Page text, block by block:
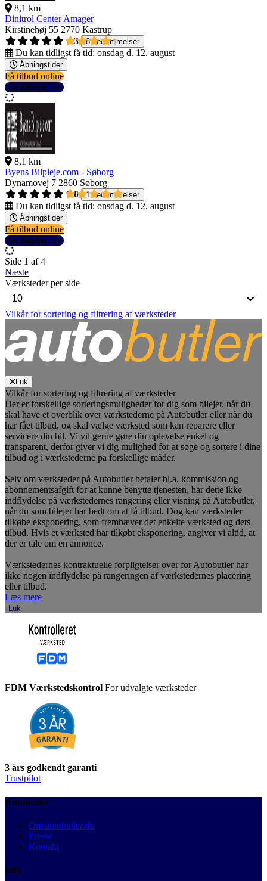
8,1 km
Dinitrol Center Amager
Kirstinehøj 55 2770 Kastrup
4,3
8 bedømmelser
Du kan tidligst få tid: onsdag d. 12. august
Åbningstider
Få tilbud online
Se detaljer
8,1 km
Byens Bilpleje.com - Søborg
Dynamovej 7 2860 Søborg
5,0
1 bedømmelser
Du kan tidligst få tid: onsdag d. 12. august
Åbningstider
Få tilbud online
Se detaljer
Side 1 af 4
Næste
Værksteder per side
Vilkår for sortering og filtrering af værksteder
Luk
Vilkår for sortering og filtrering af værksteder
Der er forskellige sorteringsmuligheder for dig som bilejer, når du
skal have et overblik over værkstederne på Autobutler eller når du
har fået tilbud, og skal vælge værksted som kan reparere eller
servicere din bil. Vi vil gerne gøre din oplevelse enkel og
transparent, derfor giver vi dig mulighed for at søge og sortere i dine
tilbud og i værkstederne på forskellige måder.
Selv om værksteder på Autobutler betaler bl.a. kommission og
abonnementsafgift for at kunne benytte tjenesten, har dette ikke
indflydelse på værkstedernes rangering eller visning på Autobutler,
når du som bilejer har bedt om at få tilbud. Dog kan værksteder
tilkøbe eksponering, som fremhæver det enkelte værksted og dets
tilbud. Hvis et værksted har tilkøbt eksponering, angiver vi altid, at
der er tale om en annonce.
Værkstedernes kontraktuelle forpligtelser over for Autobutler har
ikke nogen indflydelse på rangeringen af værkstedernes placering
eller tilbud.
Læs mere
Luk
FDM Værkstedskontrol For udvalgte værksteder
3 års godkendt garanti
Trustpilot
Autobutler
Om autobutler.dk
Presse
Kontakt
Info